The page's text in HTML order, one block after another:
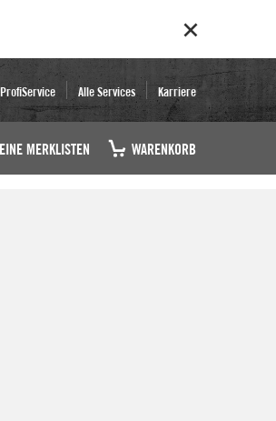
ProfiService Alle Services Karriere
MERKLISTEN WARENKORB